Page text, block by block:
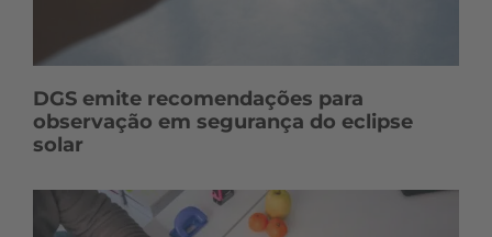
DGS emite recomendações para
observação em segurança do eclipse
solar